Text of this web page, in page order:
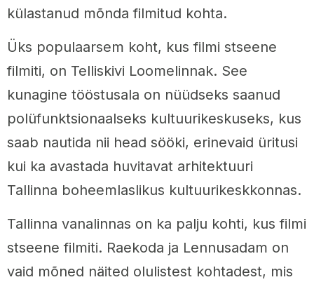
külastanud mõnda filmitud kohta.
Üks populaarsem koht, kus filmi stseene
filmiti, on Telliskivi Loomelinnak. See
kunagine tööstusala on nüüdseks saanud
polüfunktsionaalseks kultuurikeskuseks, kus
saab nautida nii head sööki, erinevaid üritusi
kui ka avastada huvitavat arhitektuuri
Tallinna boheemlaslikus kultuurikeskkonnas.
Tallinna vanalinnas on ka palju kohti, kus filmi
stseene filmiti. Raekoda ja Lennusadam on
vaid mõned näited olulistest kohtadest, mis